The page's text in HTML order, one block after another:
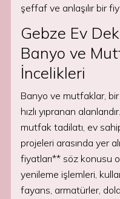
şeffaf ve anlaşılır bir
Gebze Ev
Banyo ve
İncelikleri
Banyo ve mutfaklar,
hızlı yıpranan
mutfak tadilatı, ev
projeleri arasında yer
fiyatları** söz konusu
yenileme işlemleri,
fayans, armatürler,